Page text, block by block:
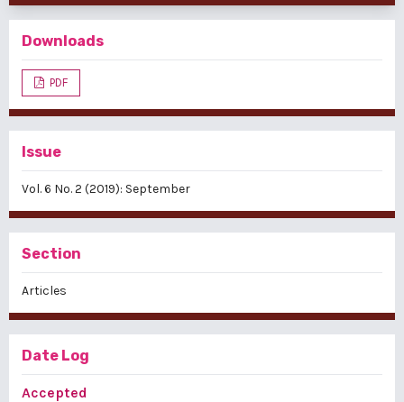
Downloads
PDF
Issue
Vol. 6 No. 2 (2019): September
Section
Articles
Date Log
Accepted